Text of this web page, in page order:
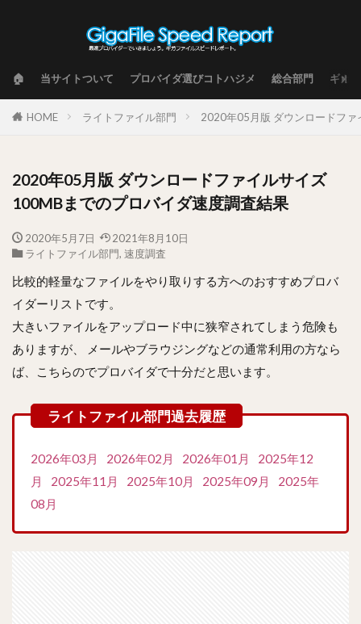
🏠 当サイトついて プロバイダ選びコトハジメ 総合部門 ギガ
HOME ライトファイル部門 2020年05月版 ダウンロードフ
2020年05月版 ダウンロードファイルサイズ
100MBまでのプロバイダ速度調査結果
2020年5月7日
2021年8月10日
ライトファイル部門, 速度調査
比較的軽量なファイルをやり取りする方へのおすすめプロバ
イダーリストです。
大きいファイルをアップロード中に狭窄されてしまう危険も
ありますが、 メールやブラウジングなどの通常利用の方なら
ば、こちらのでプロバイダで十分だと思います。
2026年03月 2026年02月 2026年01月
2025年12
月
2025年11月 2025年10月 2025年09月
2025年
08月